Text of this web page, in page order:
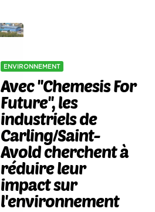
ENVIRONNEMENT
Avec ''Chemesis For
Future'', les
industriels de
Carling/Saint-
Avold cherchent à
réduire leur
impact sur
l'environnement